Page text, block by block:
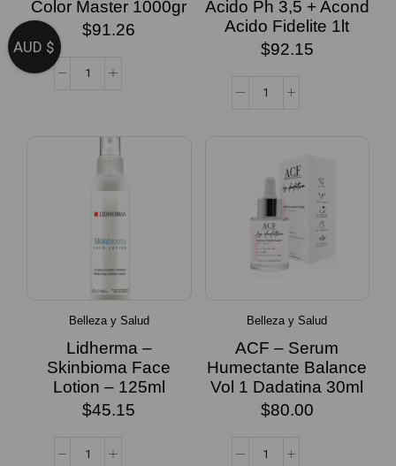
Color Master 1000gr
$91.26
Acido Ph 3,5 + Acond
Acido Fidelite 1lt
$92.15
Belleza y Salud
Lidherma –
Skinbioma Face
Lotion – 125ml
$45.15
Belleza y Salud
ACF – Serum
Humectante Balance
Vol 1 Dadatina 30ml
$80.00
AUD $